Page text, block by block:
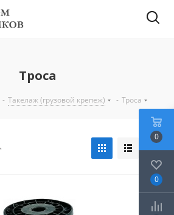
Троса
- Такелаж (грузовой крепеж) - Троса
0
0